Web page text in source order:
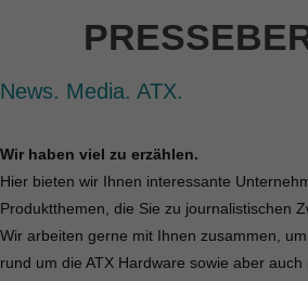
News. Media. ATX.
Wir haben viel zu erzählen.
Hier bieten wir Ihnen interessante
Produktthemen, die Sie zu journalistischen
Wir arbeiten gerne mit Ihnen zusammen,
rund um die ATX Hardware sowie aber